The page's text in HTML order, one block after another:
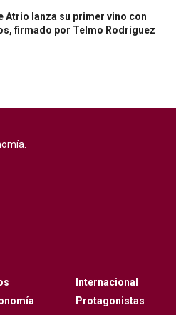
Atrio lanza su primer vino con
firmado por Telmo Rodríguez
Internacional
Protagonistas